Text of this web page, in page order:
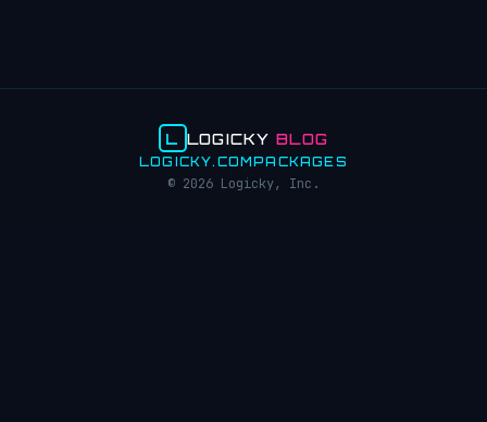
L LOGICKYBLOG
LOGICKY.COM PACKAGES
© 2026 Logicky, Inc.